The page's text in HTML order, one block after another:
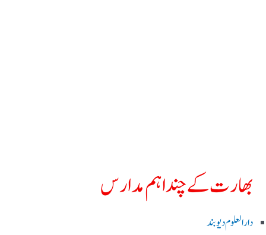
بھارت کے چند اہم مدارس
دارالعلوم دیوبند